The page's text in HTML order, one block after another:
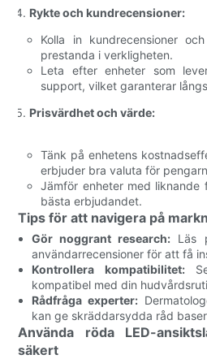
Rykte och kundrecensioner:
Kolla in kundrecensioner
prestanda i verkligheten.
Leta efter enheter som
support, vilket garanterar
Prisvärdhet och värde:
Tänk på enhetens
erbjuder bra valuta för
Jämför enheter med
bästa erbjudandet.
Tips för att navigera på
Gör noggrant research: Läs
användarrecensioner för att få
Kontrollera kompatibilitet:
kompatibel med din
Rådfråga experter:
kan ge skräddarsydda råd
Använda röda LED-
säkert